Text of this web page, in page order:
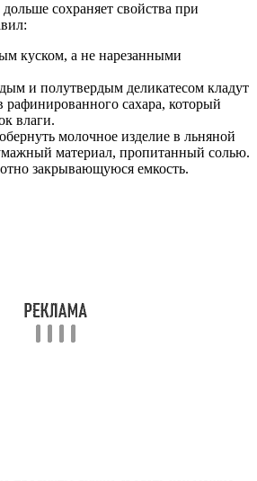
сохраняет свойства при
куском, а не нарезанными
и полутвердым деликатесом кладут
рафинированного сахара, который
влаги.
молочное изделие в льняной
материал, пропитанный солью.
закрывающуюся емкость.